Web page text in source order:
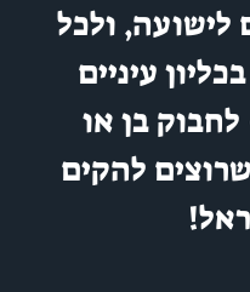
ולכל
עיניים
בן או
להקים